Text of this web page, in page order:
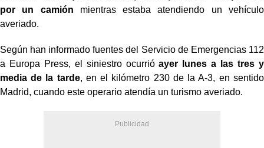
por un camión mientras estaba atendiendo un vehículo
averiado.
Según han informado fuentes del Servicio de Emergencias 112
a Europa Press, el siniestro ocurrióayer lunes a las tres y
media de la tarde, en el kilómetro 230 de la A-3, en sentido
Madrid, cuando este operario atendía un turismo averiado.